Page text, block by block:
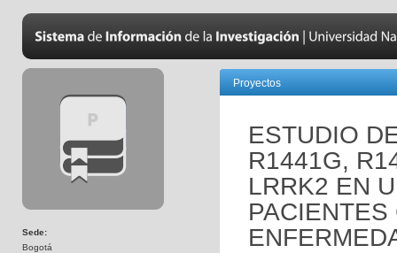
Sede:
Bogotá
Proyectos
ESTUDIO
R1441G,
LRRK2 EN